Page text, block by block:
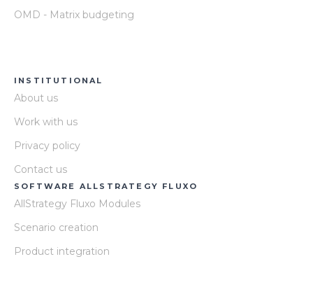
OMD - Matrix budgeting
INSTITUTIONAL
About us
Work with us
Privacy policy
Contact us
SOFTWARE ALLSTRATEGY FLUXO
AllStrategy Fluxo Modules
Scenario creation
Product integration